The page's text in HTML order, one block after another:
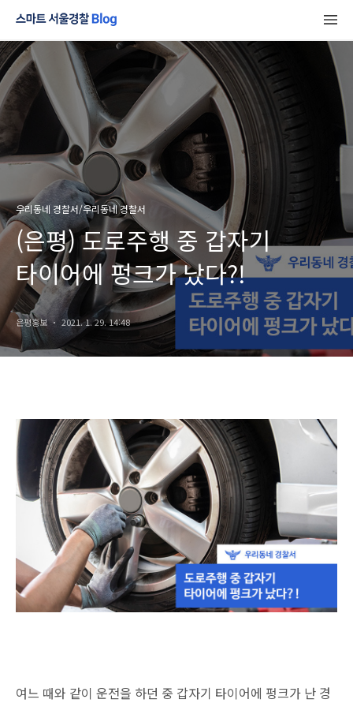
우리동네 경찰서/우리동네 경찰서
(은평) 도로주행 중 갑자기
타이어에 펑크가 났다?!
은평홍보 2021. 1. 29. 14:48
여느 때와 같이 운전을 하던 중 갑자기 타이어에 펑크가 난 경